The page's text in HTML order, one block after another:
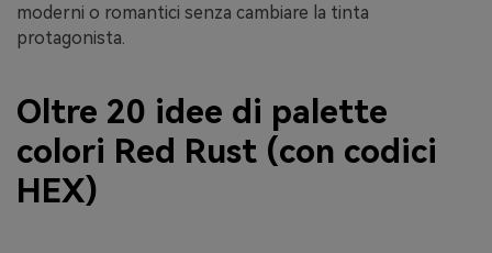
moderni o romantici senza cambiare la tinta
protagonista.
Oltre 20 idee di palette
colori Red Rust (con codici
HEX)